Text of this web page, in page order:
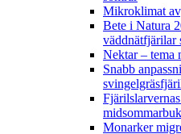
Mikroklimat
Bete i Natura
väddnätfjärilar
Nektar – tema
Snabb
Monarker